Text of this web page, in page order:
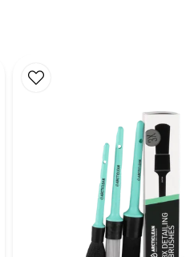
Vaxapplikatorer
–
–
För en
Tvättsvampar –
Tvätthinkar med grit